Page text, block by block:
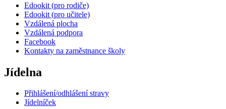
Edookit (pro rodiče)
Edookit (pro učitele)
Vzdálená plocha
Vzdálená podpora
Facebook
Kontakty na zaměstnance školy
Jídelna
Přihlášení/odhlášení stravy
Jídelníček